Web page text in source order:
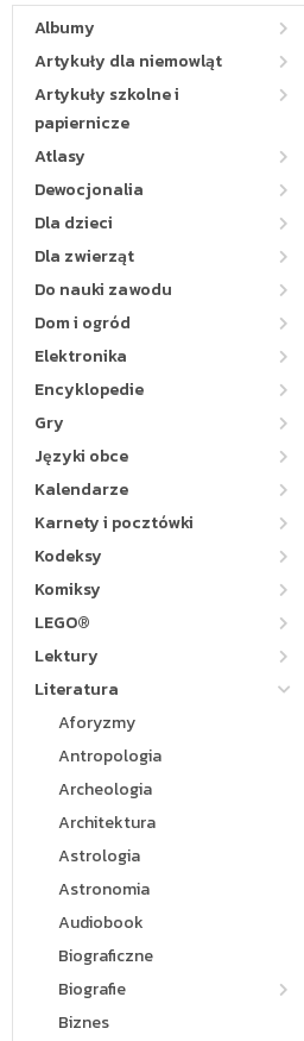
Albumy
Artykuły dla niemowląt
Artykuły szkolne i
papiernicze
Atlasy
Dewocjonalia
Dla dzieci
Dla zwierząt
Do nauki zawodu
Dom i ogród
Elektronika
Encyklopedie
Gry
Języki obce
Kalendarze
Karnety i pocztówki
Kodeksy
Komiksy
LEGO®
Lektury
Literatura
Aforyzmy
Antropologia
Archeologia
Architektura
Astrologia
Astronomia
Audiobook
Biograficzne
Biografie
Biznes